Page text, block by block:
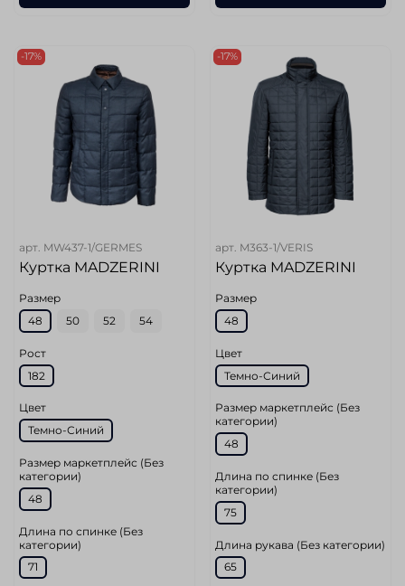
-17%
арт. MW437-1/GERMES
Куртка MADZERINI
Размер
48
50 52 54
Рост
182
Цвет
Темно-Синий
Размер маркетплейс (Без
категории)
48
Длина по спинке (Без
категории)
71
-17%
арт. M363-1/VERIS
Куртка MADZERINI
Размер
48
Цвет
Темно-Синий
Размер маркетплейс (Без
категории)
48
Длина по спинке (Без
категории)
75
Длина рукава (Без категории)
65